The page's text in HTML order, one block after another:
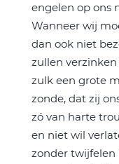
engelen op ons
Wanneer wij
dan ook niet
zullen
zulk een grote
zonde, dat zij
zó van harte
en niet wil
zonder twijfelen